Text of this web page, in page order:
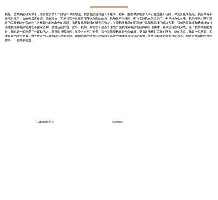
我是一位專業的研究學者，擁有豐富的工作經驗和專業知識。我曾就讀於勤益工專化學工程科，並在畢業後加入中石化擔任工程師，專注於化學領域。我的專長不
僅限於化學，也擁有居家修護、機械維修、工業管理和生產管理等多方面的能力。我熱愛戶外運動，因為它讓我在繁忙的工作中保持身心健康。我的專業知識和豐
富的工作經驗使我能夠在各種領域都有出色的表現。我擅長化學領域的研究和分析，並能夠將複雜的問題轉化為簡單易懂的解決方案。我的居家修護和機械維修技
能使我能夠有效地處理各種家庭和工作場所的問題。此外，我的工業管理和生產管理能力讓我能夠有效地組織和管理團隊，確保項目按時完成。除了我的專業能力
外，我也是一個熱愛戶外運動的人。我喜歡挑戰自己，享受大自然的美景。這也讓我能夠保持身心健康，更有效地應對工作的壓力。總的來說，我是一位專業、多
才多藝的研究學者，擁有豐富的工作經驗和專業知識。我相信我的能力和熱情將會為您的團隊帶來積極的影響，並共同創造更加美好的未來。期待有機會能夠與您
共事，一起攜手前進。
Copyright © by Connact